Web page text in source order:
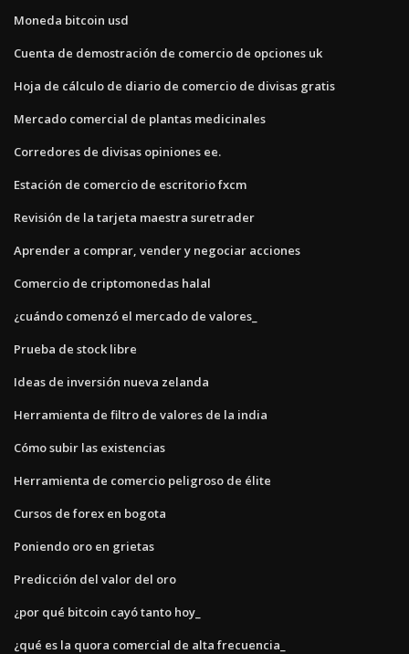
Moneda bitcoin usd
Cuenta de demostración de comercio de opciones uk
Hoja de cálculo de diario de comercio de divisas gratis
Mercado comercial de plantas medicinales
Corredores de divisas opiniones ee.
Estación de comercio de escritorio fxcm
Revisión de la tarjeta maestra suretrader
Aprender a comprar, vender y negociar acciones
Comercio de criptomonedas halal
¿cuándo comenzó el mercado de valores_
Prueba de stock libre
Ideas de inversión nueva zelanda
Herramienta de filtro de valores de la india
Cómo subir las existencias
Herramienta de comercio peligroso de élite
Cursos de forex en bogota
Poniendo oro en grietas
Predicción del valor del oro
¿por qué bitcoin cayó tanto hoy_
¿qué es la quora comercial de alta frecuencia_